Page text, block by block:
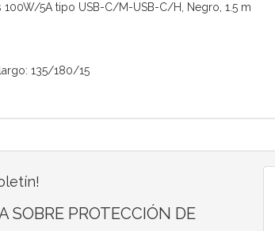
100W/5A tipo USB-C/M-USB-C/H, Negro, 1.5 m
135/180/15
SOBRE PROTECCIÓN DE